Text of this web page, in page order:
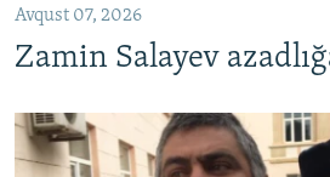
Avqust 07, 2026
Zamin Salayev